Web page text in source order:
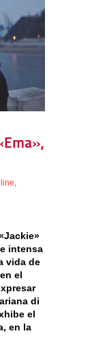
intensa
vida de
el
di
el
en la